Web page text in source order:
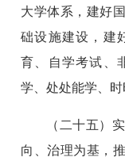
大学体系，建好
础设施建设，建
育、自学考试、
学、处处能学、时
（二十五）
向、治理为基，